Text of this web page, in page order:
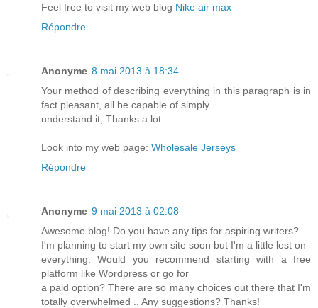
Feel free to visit my web blog Nike air max
Répondre
Anonyme 8 mai 2013 à 18:34
Your method of describing everything in this paragraph is in
fact pleasant, all be capable of simply
understand it, Thanks a lot.
Look into my web page: Wholesale Jerseys
Répondre
Anonyme 9 mai 2013 à 02:08
Awesome blog! Do you have any tips for aspiring writers?
I'm planning to start my own site soon but I'm a little lost on
everything. Would you recommend starting with a free
platform like Wordpress or go for
a paid option? There are so many choices out there that I'm
totally overwhelmed .. Any suggestions? Thanks!